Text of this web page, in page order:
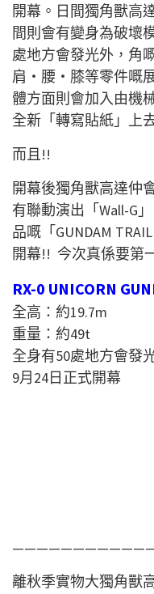
開幕。日間獨角獸高
間則會有變身為破壞
處地方會發光外，角
肩・腰・膝等零件嘅
體方面則會加入由機
全新「轉寫貼紙」上
而且!!
開幕後獨角獸高達仲
有聯動演出「Wall-G
品嘅「GUNDAM
開幕!! 今次真係要第
RX-0 UNICORN
全高：約19.7m
重量：約49t
全身有50處地方會發
9月24日正式開幕
離秋季實物大獨角獸